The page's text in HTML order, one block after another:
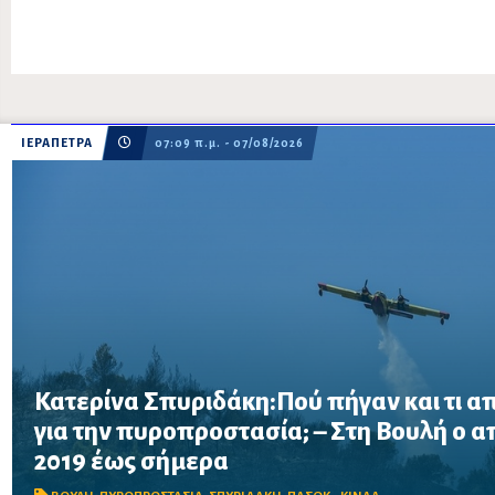
ΙΕΡΑΠΕΤΡΑ 07:09 π.μ. - 07/08/2026
Κατερίνα Σπυριδάκη:Πού πήγαν και τι
για την πυροπροστασία; – Στη Βουλή ο
2019 έως σήμερα
Το ΠΑΣΟΚ ζητά πλήρη απολογισμό των χρηματοδοτήσεων από το
προγράμματα «ΑΙΓΙΣ» και AntiNero, καθώς και απαντήσεις για
μέσα και έργα πρόληψης